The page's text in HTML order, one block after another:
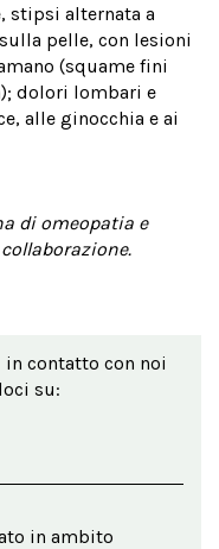
stipsi alternata a
pelle, con lesioni
(squame fini
dolori lombari e
alle ginocchia e ai
di omeopatia e
contatto con noi
su:
in ambito